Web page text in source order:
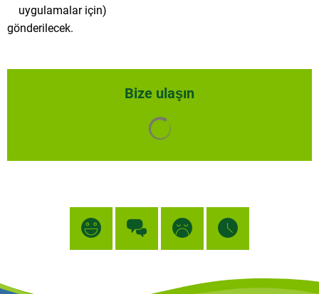
uygulamalar için)
gönderilecek.
Bize ulaşın